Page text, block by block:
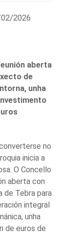
2026
aberta
de
unha
no
inicia a
O Concello
aberta con
de Tebra para
integral
unha
de euros de